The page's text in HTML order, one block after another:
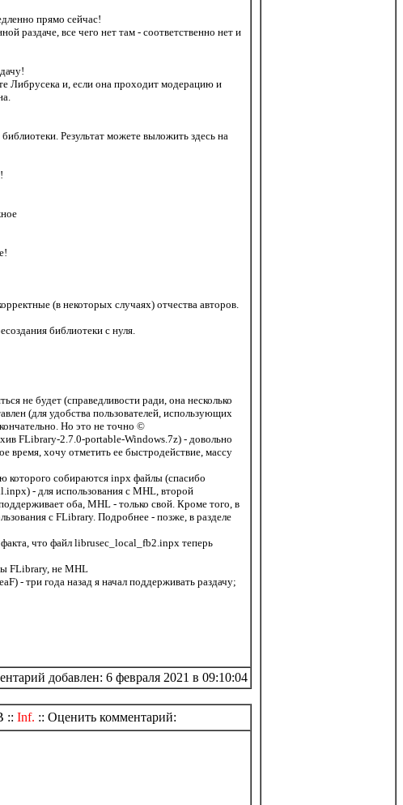
прямо сейчас!
раздаче, все чего нет там - соответственно нет и
Либрусека и, если она проходит модерацию и
Результат можете выложить здесь на
(в некоторых случаях) отчества авторов.
библиотеки с нуля.
не будет (справедливости ради, она несколько
(для удобства пользователей, использующих
Но это не точно ©
FLibrary-2.7.0-portable-Windows.7z) - довольно
время, хочу отметить ее быстродействие, массу
которого собираются inpx файлы (спасибо
- для использования с MHL, второй
оба, MHL - только свой. Кроме того, в
с FLibrary. Подробнее - позже, в разделе
факта, что файл librusec_local_fb2.inpx теперь
FLibrary, не MHL
- три года назад я начал поддерживать раздачу;
добавлен: 6 февраля 2021 в 09:10:04
:: Inf. :: Оценить комментарий: